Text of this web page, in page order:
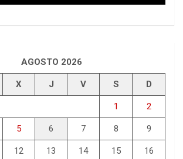
AGOSTO 2026
X J V S D
1 2
5 6 7 8 9
12 13 14 15 16